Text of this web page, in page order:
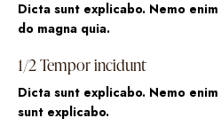
Dicta sunt explicabo. Nemo
do magna quia.
1/2 Tempor incidunt
Dicta sunt explicabo. Nemo
sunt explicabo.